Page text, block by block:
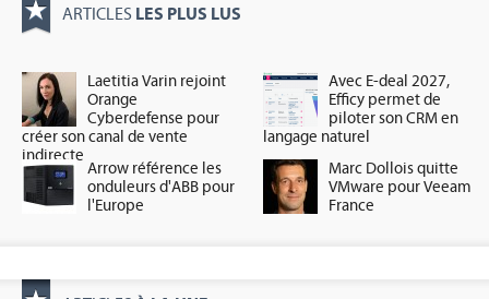
ARTICLES LES PLUS LUS
Laetitia Varin rejoint
Orange
Cyberdefense pour
créer son canal de vente
indirecte
Avec E-deal 2027,
Efficy permet de
piloter son CRM en
langage naturel
Arrow référence les
onduleurs d'ABB pour
l'Europe
Marc Dollois quitte
VMware pour Veeam
France